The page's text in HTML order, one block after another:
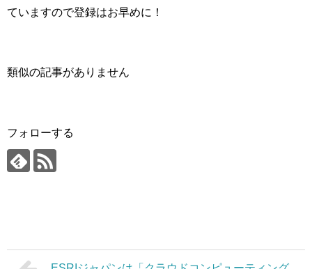
ていますので登録はお早めに！
類似の記事がありません
フォローする